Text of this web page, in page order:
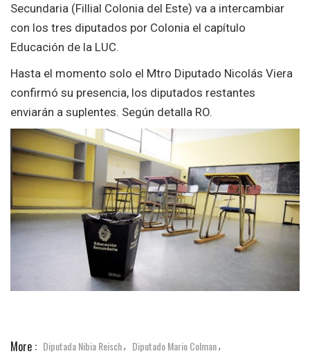
Secundaria (Fillial Colonia del Este) va a intercambiar
con los tres diputados por Colonia el capítulo
Educación de la LUC.
Hasta el momento solo el Mtro Diputado Nicolás Viera
confirmó su presencia, los diputados restantes
enviarán a suplentes. Según detalla RO.
More : Diputada Nibia Reisch, Diputado Mario Colman,